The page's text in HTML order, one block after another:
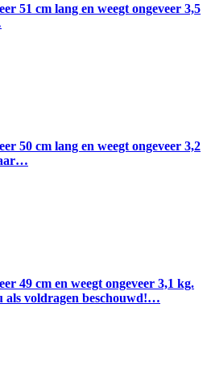
51 cm lang en weegt ongeveer 3,5
50 cm lang en weegt ongeveer 3,2
49 cm en weegt ongeveer 3,1 kg.
als voldragen beschouwd!…